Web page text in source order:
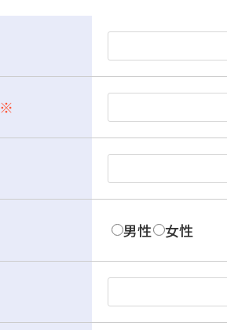
※
男性 女性